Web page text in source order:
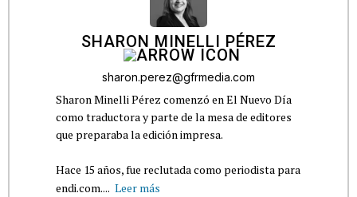
SHARON MINELLI PÉREZ
sharon.perez@gfrmedia.com
Sharon Minelli Pérez comenzó en El Nuevo Día
como traductora y parte de la mesa de editores
que preparaba la edición impresa.
Hace 15 años, fue reclutada como periodista para
endi.com.... Leer más